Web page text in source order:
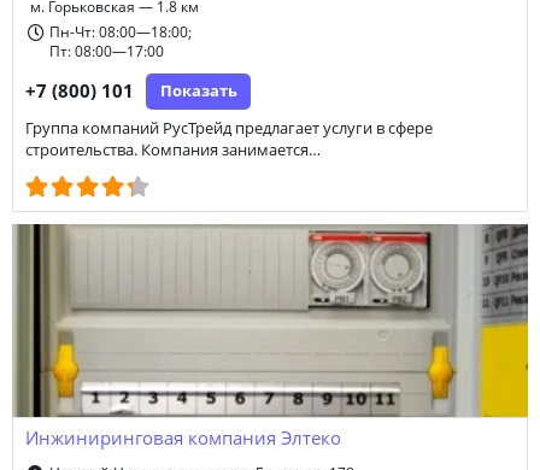
м. Горьковская — 1.8 км
Пн-Чт: 08:00—18:00;
Пт: 08:00—17:00
+7 (800) 101 Показать
Группа компаний РусТрейд предлагает услуги в сфере
строительства. Компания занимается…
Инжиниринговая компания Элтеко